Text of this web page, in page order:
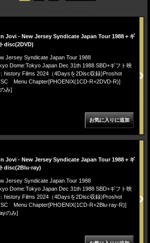
Jovi - New Jersey Syndicate Japan Tour 1988＋ギ
disc(2DVD)
Jersey Syndicate Japan Tour 1988
Dome:Tokyo Japan Dec 31th 1988 SBD+ギフト映
history Films 2024（4Daysを2Disc収録)Proshot
Menu Chapter[PHOENIX(1CD-R+2DVD-R)]
み]
Jovi - New Jersey Syndicate Japan Tour 1988＋ギ
disc(2Blu-ray)
Jersey Syndicate Japan Tour 1988
Dome:Tokyo Japan Dec 31th 1988 SBD+ギフト映
history Films 2024（4Daysを2Disc収録)Proshot
Menu Chapter[PHOENIX(1CD-R+2Blu-ray-R)]
のみ]